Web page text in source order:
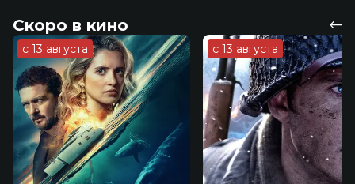
Скоро в кино
с 13 августа с 13 августа